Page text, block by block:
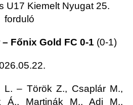
U17 Kiemelt Nyugat 25.
forduló
Főnix Gold FC 0-1 (0-1)
L. – Török Z., Csaplár M.,
Á., Martinák M., Adi M.,